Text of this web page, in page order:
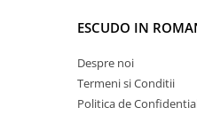
ESCUDO IN
Despre noi
Termeni si Conditii
Politica de